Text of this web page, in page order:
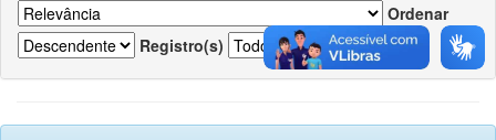
Ordenar
Registro(s)